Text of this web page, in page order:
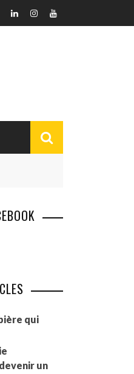
qui
un